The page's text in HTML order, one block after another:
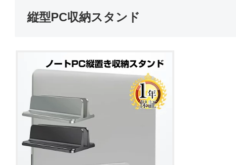
縦型PC収納スタンド